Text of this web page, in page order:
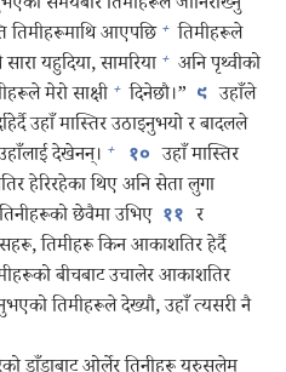
तिमीहरूमाथि आएपछि + तिमीहरूले
यहुदिया, सामरिया + अनि पृथ्वीको
मेरो साक्षी + दिनेछौ।” ९ उहाँले
उहाँ मास्तिर उठाइनुभयो र बादलले
देखेनन्‌। + १० उहाँ मास्तिर
हेरिरहेका थिए अनि सेता लुगा
छेवैमा उभिए ११ र
तिमीहरू किन आकाशतिर हेर्दै
बीचबाट उचालेर आकाशतिर
तिमीहरूले देख्यौ, उहाँ त्यसरी नै